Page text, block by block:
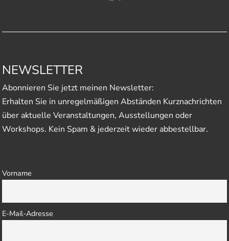
NEWSLETTER
Abonnieren Sie jetzt meinen Newsletter:
Erhalten Sie in unregelmäßigen Abständen Kurznachrichten
über aktuelle Veranstaltungen, Ausstellungen oder
Workshops. Kein Spam & jederzeit wieder abbestellbar.
Vorname
E-Mail-Adresse